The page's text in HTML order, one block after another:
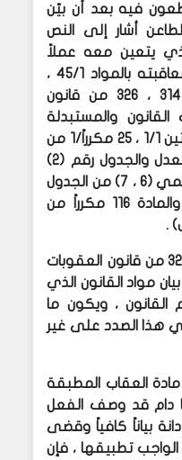
فيه بعد أن بيّن
أشار إلى النص
يتعين معه عملاً
بالمادة 304 /2 إجراءات جنائية معاقبته بالمواد 45/1 ،
268/2 ، 309 مكرراً/2 ، 315 ، 314 ، 326 من قانون
290 من ذات القانون والمستبدلة
بالقانون رقم 5 لسنة 2018 والمادتين 1/1 ، 25 مكرراً/1 من
القانون رقم 394 لسنة 1954 المعدل والجدول رقم (2)
الملحق بالقانون الأول والبندين رقمي (6 ، 7) من الجدول
رقم (1) الملحق بالقانون الأول والمادة 116 مكرراً من
وأعمل في حقه المادتين 17 ، 32 من قانون العقوبات
مواد القانون الذي
، ويكون ما
هذا الصدد على غير
العقاب المطبقة
دام قد وصف الفعل
بياناً كافياً وقضى
تطبيقها ، فإن